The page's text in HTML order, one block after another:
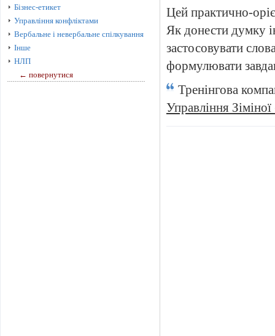
Бізнес-етикет
Управління конфліктами
Вербальне і невербальне спілкування
Інше
НЛП
← повернутися
Цей практично-
Як донести думку
застосовувати
формулювати
Тренінгова
Управління